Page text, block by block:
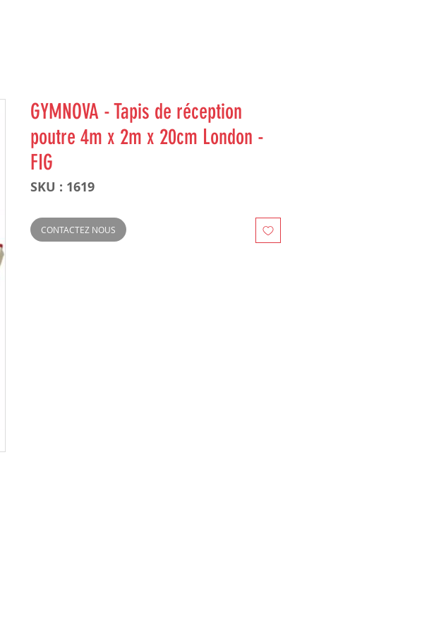
GYMNOVA - Tapis de réception
poutre 4m x 2m x 20cm London -
FIG
SKU : 1619
CONTACTEZ NOUS